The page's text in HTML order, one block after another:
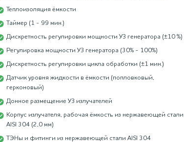
Теплоизоляция ёмкости
Таймер (1 - 99 мин.)
Дискретность регулировки мощности УЗ генератора (±10 %)
Регулировка мощности УЗ генератора (30% - 100%)
Дискретность регулировки цикла обработки (±1 мин.)
Датчик уровня жидкости в ёмкости (попловковый,
герконовый)
Донное размещение УЗ излучателей
Корпус излучателя, рабочая ёмкость из нержавеющей стали
AISI 304 (2,0 мм)
ТЭНы и фитинги из нержавеющей стали AISI 304